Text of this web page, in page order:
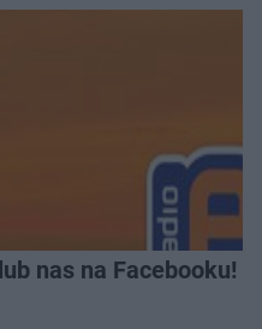
nas na Facebooku!